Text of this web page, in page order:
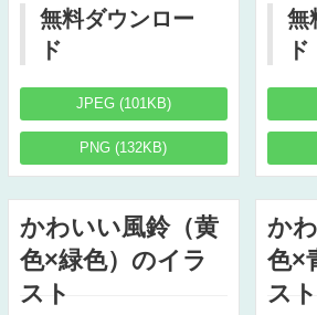
無料ダウンロー
ド
JPEG (101KB)
PNG (132KB)
無
ド
かわいい風鈴（黄
色×緑色）のイラ
スト
か
色×
スト